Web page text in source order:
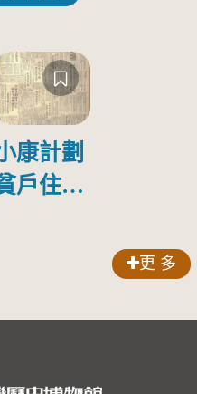
康計劃
戶住宅
庭補助
縣運用
更 多